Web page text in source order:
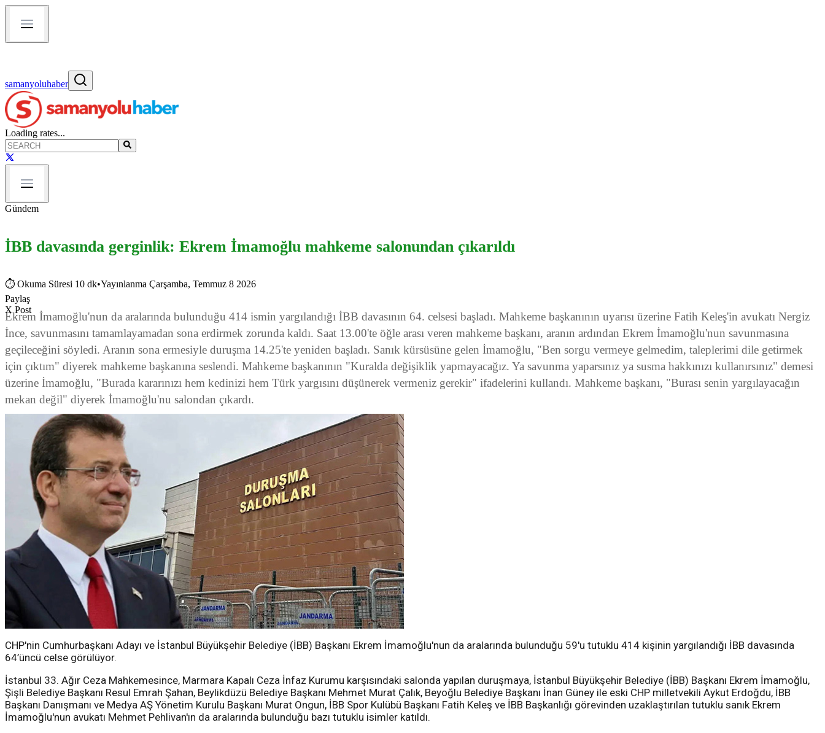
samanyoluhaber
Loading rates...
Gündem
İBB davasında gerginlik: Ekrem İmamoğlu mahkeme salonundan çıkarıldı
⏱ Okuma Süresi 10 dk•Yayınlanma Çarşamba, Temmuz 8 2026
Paylaş
X Post
Ekrem İmamoğlu'nun da aralarında bulunduğu 414 ismin yargılandığı İBB davasının 64. celsesi başladı. Mahkeme başkanının uyarısı üzerine Fatih Keleş'in avukatı Nergiz
İnce, savunmasını tamamlayamadan sona erdirmek zorunda kaldı. Saat 13.00'te öğle arası veren mahkeme başkanı, aranın ardından Ekrem İmamoğlu'nun savunmasına
geçileceğini söyledi. Aranın sona ermesiyle duruşma 14.25'te yeniden başladı. Sanık kürsüsüne gelen İmamoğlu, "Ben sorgu vermeye gelmedim, taleplerimi dile getirmek
için çıktım" diyerek mahkeme başkanına seslendi. Mahkeme başkanının "Kuralda değişiklik yapmayacağız. Ya savunma yaparsınız ya susma hakkınızı kullanırsınız" demesi
üzerine İmamoğlu, "Burada kararınızı hem kedinizi hem Türk yargısını düşünerek vermeniz gerekir" ifadelerini kullandı. Mahkeme başkanı, "Burası senin yargılayacağın
mekan değil" diyerek İmamoğlu'nu salondan çıkardı.
CHP'nin Cumhurbaşkanı Adayı ve İstanbul Büyükşehir Belediye (İBB) Başkanı Ekrem İmamoğlu'nun da aralarında bulunduğu 59'u tutuklu 414 kişinin yargılandığı İBB davasında
64’üncü celse görülüyor.
İstanbul 33. Ağır Ceza Mahkemesince, Marmara Kapalı Ceza İnfaz Kurumu karşısındaki salonda yapılan duruşmaya, İstanbul Büyükşehir Belediye (İBB) Başkanı Ekrem İmamoğlu,
Şişli Belediye Başkanı Resul Emrah Şahan, Beylikdüzü Belediye Başkanı Mehmet Murat Çalık, Beyoğlu Belediye Başkanı İnan Güney ile eski CHP milletvekili Aykut Erdoğdu, İBB
Başkanı Danışmanı ve Medya AŞ Yönetim Kurulu Başkanı Murat Ongun, İBB Spor Kulübü Başkanı Fatih Keleş ve İBB Başkanlığı görevinden uzaklaştırılan tutuklu sanık Ekrem
İmamoğlu'nun avukatı Mehmet Pehlivan'ın da aralarında bulunduğu bazı tutuklu isimler katıldı.